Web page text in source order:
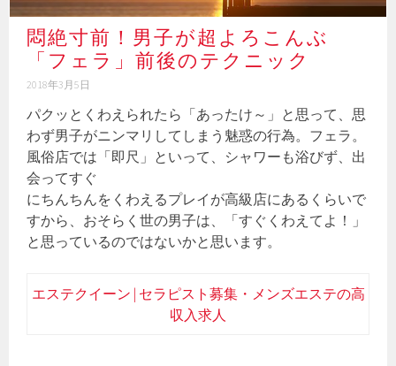
悶絶寸前！男子が超よろこんぶ
「フェラ」前後のテクニック
2018年3月5日
パクッとくわえられたら「あったけ～」と思って、思
わず男子がニンマリしてしまう魅惑の行為。フェラ。
風俗店では「即尺」といって、シャワーも浴びず、出
会ってすぐ
にちんちんをくわえるプレイが高級店にあるくらいで
すから、おそらく世の男子は、「すぐくわえてよ！」
と思っているのではないかと思います。
エステクイーン | セラピスト募集・メンズエステの高
収入求人